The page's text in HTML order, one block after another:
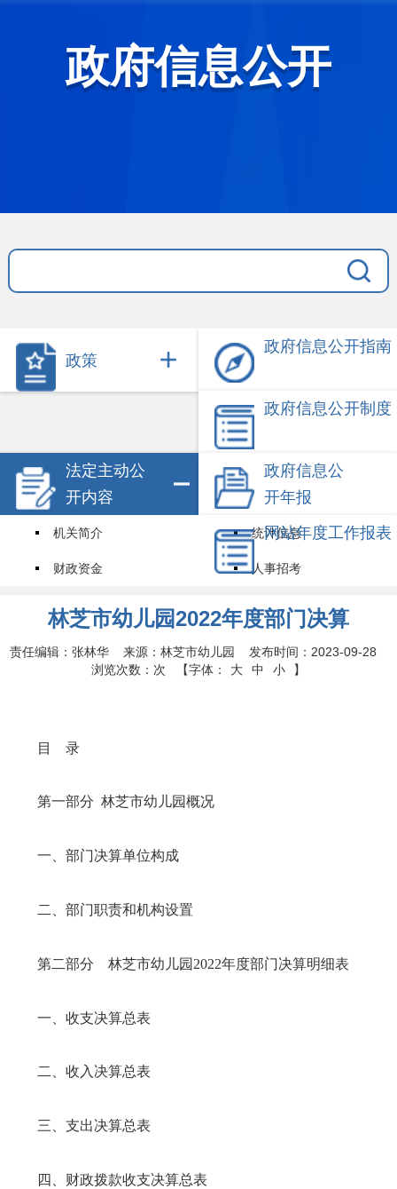
政府信息公开
政策
政府信息公开指南
政府信息公开制度
法定主动公
开内容
机关简介 统计信息
财政资金 人事招考
试点领域基层政务公开标准目录 其他信息
政府信息公
开年报
网站年度工作报表
林芝市幼儿园2022年度部门决算
责任编辑：张林华 来源：林芝市幼儿园 发布时间：2023-09-28
浏览次数： 次 【字体： 大 中 小 】
目 录
第一部分 林芝市幼儿园概况
一、部门决算单位构成
二、部门职责和机构设置
第二部分 林芝市幼儿园 2022年度部门决算明细表
一、收支决算总表
二、收入决算总表
三、支出决算总表
四、财政拨款收支决算总表